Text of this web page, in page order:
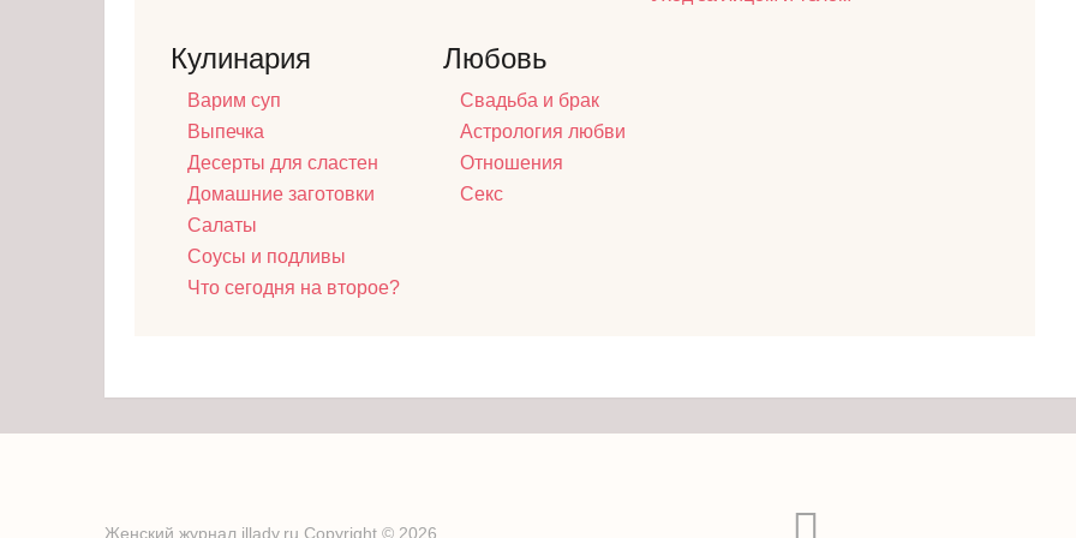
Кулинария
Варим суп
Выпечка
Десерты для сластен
Домашние заготовки
Салаты
Соусы и подливы
Что сегодня на второе?
Любовь
Свадьба и брак
Астрология любви
Отношения
Секс
Женский журнал illady.ru Copyright © 2026.